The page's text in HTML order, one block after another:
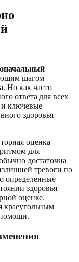
шагом
Но как часто
ответа для всех
и ключевые
здоровья
оценка
для
достаточна
тревоги по
определенные
здоровья
оценке.
краеугольным